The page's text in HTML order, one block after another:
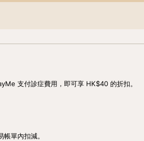
支付診症費用，即可享 HK$40 的折扣。
單內扣減。